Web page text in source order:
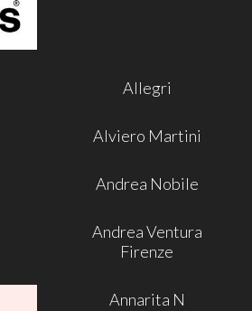
Allegri
Alviero Martini
Andrea Nobile
Andrea Ventura
Firenze
Annarita N